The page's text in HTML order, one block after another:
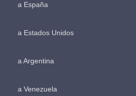
a España
a Estados Unidos
a Argentina
a Venezuela